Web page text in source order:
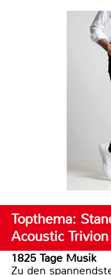
Topthema:
Acoustic Trivion
1825 Tage Musik
Zu den